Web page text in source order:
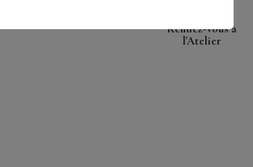
Rendez-vous à
l'Atelier